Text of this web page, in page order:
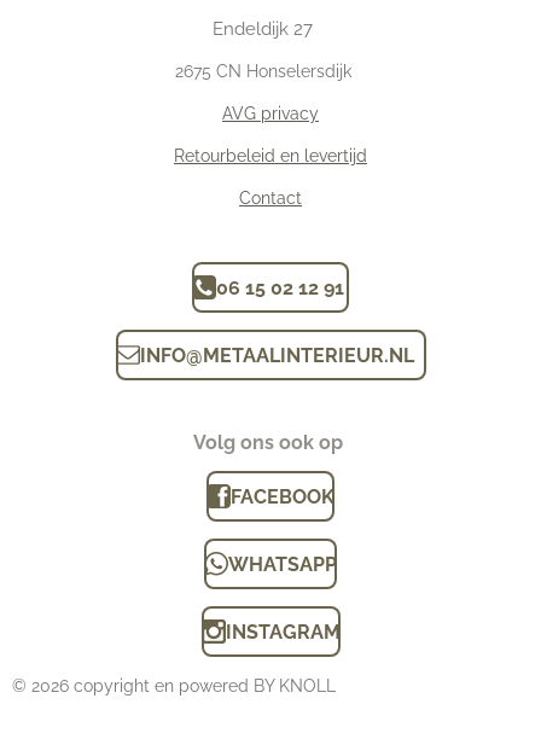
Endeldijk 27
2675 CN Honselersdijk
AVG privacy
Retourbeleid en levertijd
Contact
06 15 02 12 91
INFO@METAALINTERIEUR.NL
Volg ons ook op
FACEBOOK
WHATSAPP
INSTAGRAM
© 2026 copyright en powered BY KNOLL